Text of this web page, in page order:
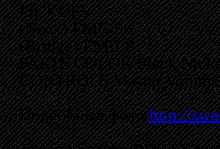
PICKUPS
(Neck) EMG 58
(Bridge) EMG 81
PARTS COLOR Black
CONTROLS Master
Подробные фотоhttp://